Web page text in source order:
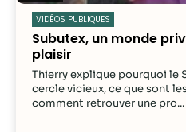
VIDÉOS PUBLIQUES
Subutex, un monde
plaisir
Thierry explique pourquoi le
cercle vicieux, ce que sont
comment retrouver une pro...